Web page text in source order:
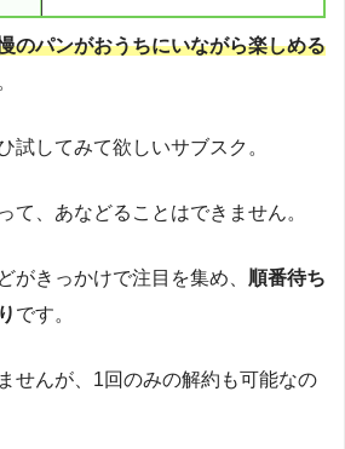
のパンがおうちにいながら楽しめる
試してみて欲しいサブスク。
て、あなどることはできません。
がきっかけで注目を集め、 順番待ち
です。
せんが、1回のみの解約も可能なの